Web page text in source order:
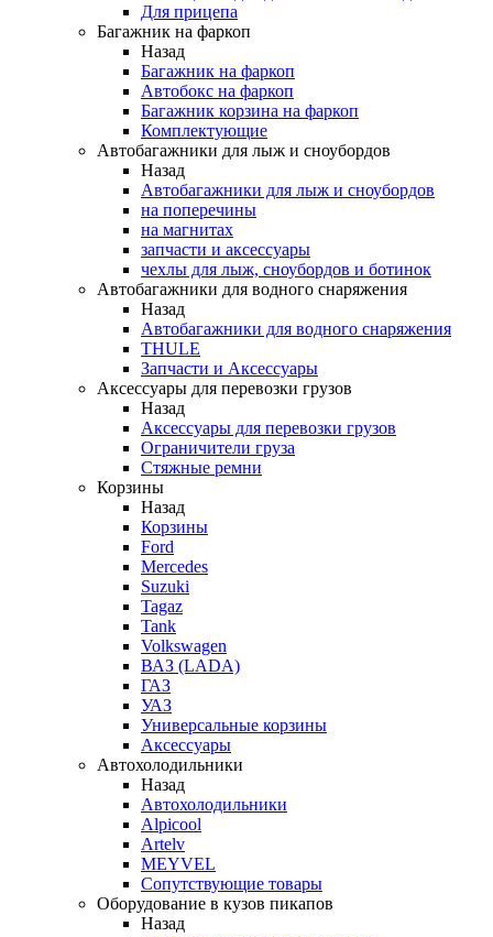
Для прицепа
Багажник на фаркоп
Назад
Багажник на фаркоп
Автобокс на фаркоп
Багажник корзина на фаркоп
Комплектующие
Автобагажники для лыж и сноубордов
Назад
Автобагажники для лыж и сноубордов
на поперечины
на магнитах
запчасти и аксессуары
чехлы для лыж, сноубордов и ботинок
Автобагажники для водного снаряжения
Назад
Автобагажники для водного снаряжения
THULE
Запчасти и Аксессуары
Аксессуары для перевозки грузов
Назад
Аксессуары для перевозки грузов
Ограничители груза
Стяжные ремни
Корзины
Назад
Корзины
Ford
Mercedes
Suzuki
Tagaz
Tank
Volkswagen
ВАЗ (LADA)
ГАЗ
УАЗ
Универсальные корзины
Аксессуары
Автохолодильники
Назад
Автохолодильники
Alpicool
Artelv
MEYVEL
Сопутствующие товары
Оборудование в кузов пикапов
Назад